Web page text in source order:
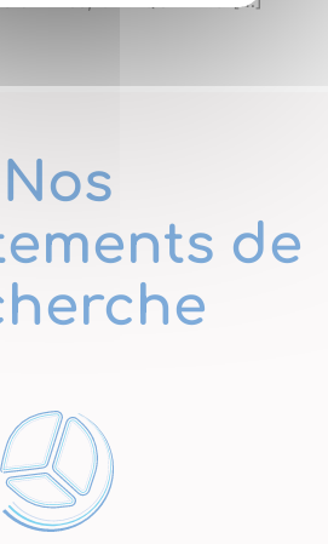
Nos
de